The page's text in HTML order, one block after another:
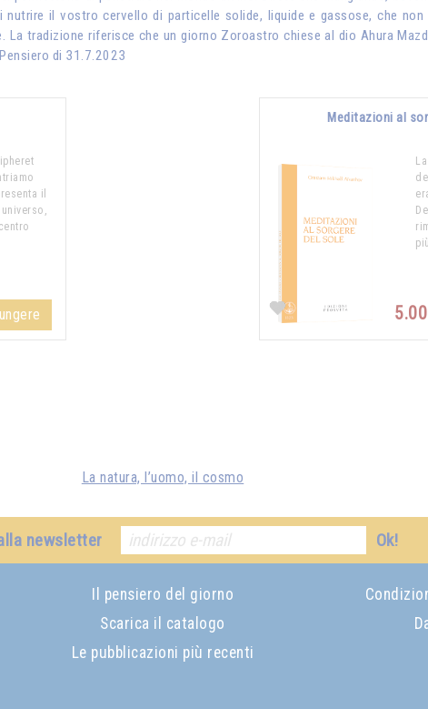
il vostro cervello di particelle solide, liquide e gassose, che
tradizione riferisce che un giorno Zoroastro chiese al dio Ahura
di 31.7.2023
il
Meditazioni al
La natura, l’uomo, il cosmo
newsletter Ok!
Il pensiero del giorno
Scarica il catalogo
Le pubblicazioni più recenti